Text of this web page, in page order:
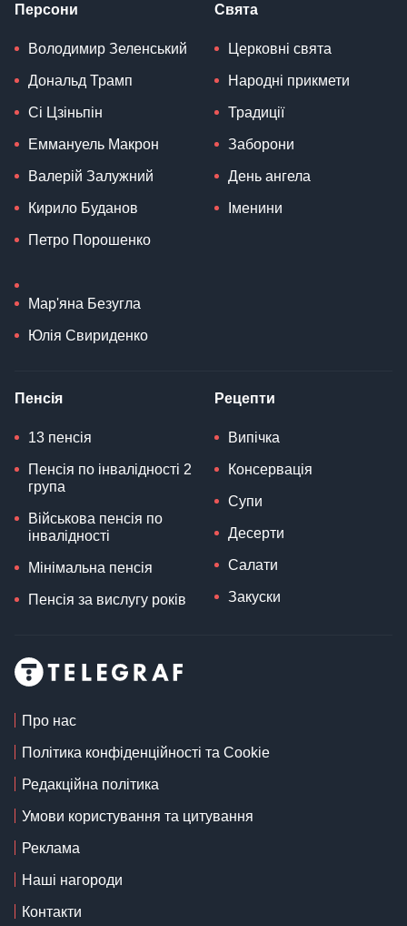
Персони
Володимир Зеленський
Дональд Трамп
Сі Цзіньпін
Еммануель Макрон
Валерій Залужний
Кирило Буданов
Петро Порошенко
Мар'яна Безугла
Юлія Свириденко
Свята
Церковні свята
Народні прикмети
Традиції
Заборони
День ангела
Іменини
Пенсія
13 пенсія
Пенсія по інвалідності 2
група
Військова пенсія по
інвалідності
Мінімальна пенсія
Пенсія за вислугу років
Рецепти
Випічка
Консервація
Супи
Десерти
Салати
Закуски
Про нас
Політика конфіденційності та Cookie
Редакційна політика
Умови користування та цитування
Реклама
Наші нагороди
Контакти